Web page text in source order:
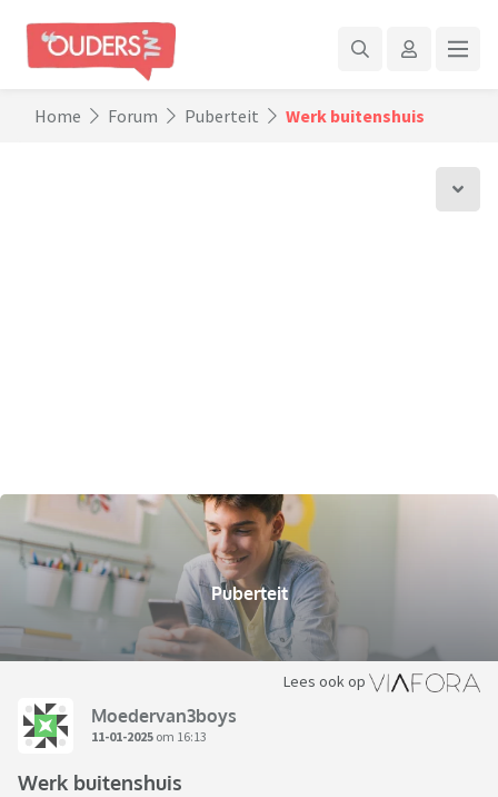
Home Forum Puberteit Werk buitenshuis
Puberteit
Lees ook op
Moedervan3boys
11-01-2025 om 16:13
Werk buitenshuis